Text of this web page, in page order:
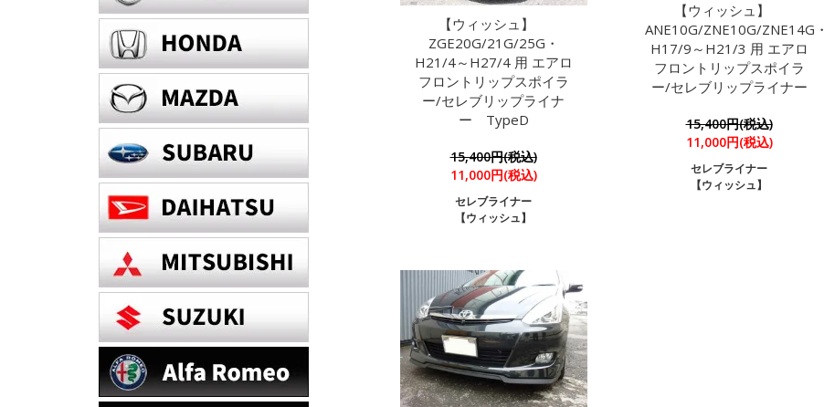
【ウィッシュ】
ZGE20G/21G/25G・
H21/4～H27/4 用 エアロ
フロントリップスポイラ
ー/セレブリップライナ
ー TypeD
15,400円(税込)
11,000円(税込)
セレブライナー
【ウィッシュ】
【ウィッシュ】
ANE10G/ZNE10G/ZNE14G・
H17/9～H21/3 用 エアロ
フロントリップスポイラ
ー/セレブリップライナー
15,400円(税込)
11,000円(税込)
セレブライナー
【ウィッシュ】